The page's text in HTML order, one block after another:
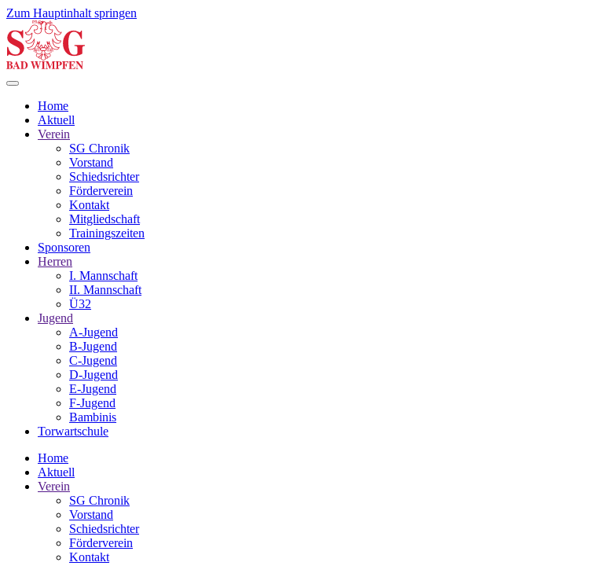
Zum Hauptinhalt springen
Home
Aktuell
Verein
SG Chronik
Vorstand
Schiedsrichter
Förderverein
Kontakt
Mitgliedschaft
Trainingszeiten
Sponsoren
Herren
I. Mannschaft
II. Mannschaft
Ü32
Jugend
A-Jugend
B-Jugend
C-Jugend
D-Jugend
E-Jugend
F-Jugend
Bambinis
Torwartschule
Home
Aktuell
Verein
SG Chronik
Vorstand
Schiedsrichter
Förderverein
Kontakt